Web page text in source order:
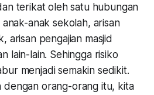
terikat oleh satu hubungan
anak-anak sekolah, arisan
arisan pengajian masjid
lain-lain. Sehingga risiko
menjadi semakin sedikit.
dengan orang-orang itu, kita